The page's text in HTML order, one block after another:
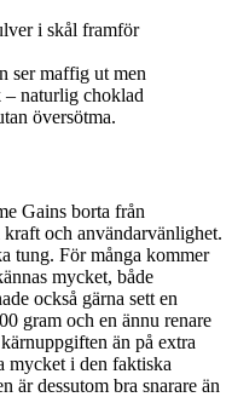
ser maffig ut men
– naturlig choklad
översötma.
Gains borta från
och användarvänlighet.
tung. För många kommer
mycket, både
också gärna sett en
gram och en ännu renare
än på extra
mycket i den faktiska
är dessutom bra snarare än